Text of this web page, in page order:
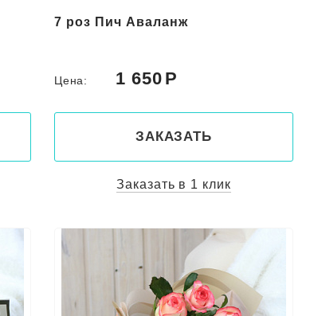
7 роз Пич Аваланж
Цена: 1 650
ЗАКАЗАТЬ
Заказать в 1 клик